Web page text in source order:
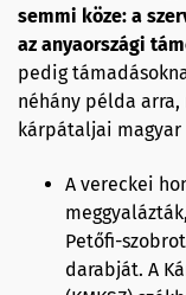
semmi köze: a
az anyaországi
pedig
néhány példa
kárpátaljai magyar
A vereckei
Petőfi-
darabját. A